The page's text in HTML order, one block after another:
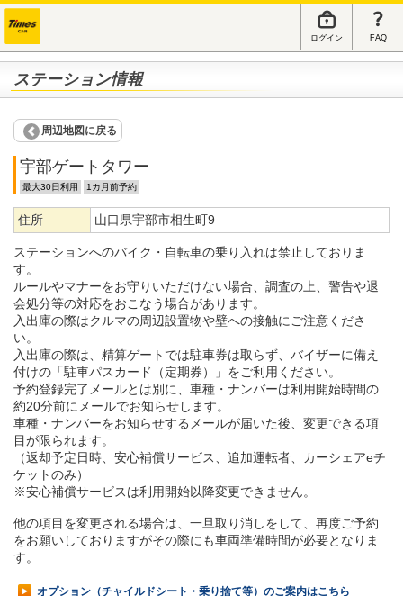
ログイン FAQ
ステーション情報
周辺地図に戻る
宇部ゲートタワー
最大30日利用 1カ月前予約
住所 山口県宇部市相生町9
ステーションへのバイク・自転車の乗り入れは禁止しておりま
す。
ルールやマナーをお守りいただけない場合、調査の上、警告や退
会処分等の対応をおこなう場合があります。
入出庫の際はクルマの周辺設置物や壁への接触にご注意くださ
い。
入出庫の際は、精算ゲートでは駐車券は取らず、バイザーに備え
付けの「駐車パスカード（定期券）」をご利用ください。
予約登録完了メールとは別に、車種・ナンバーは利用開始時間の
約20分前にメールでお知らせします。
車種・ナンバーをお知らせするメールが届いた後、変更できる項
目が限られます。
（返却予定日時、安心補償サービス、追加運転者、カーシェアeチ
ケットのみ）
※安心補償サービスは利用開始以降変更できません。
他の項目を変更される場合は、一旦取り消しをして、再度ご予約
をお願いしておりますがその際にも車両準備時間が必要となりま
す。
オプション（チャイルドシート・乗り捨て等）のご案内はこちら